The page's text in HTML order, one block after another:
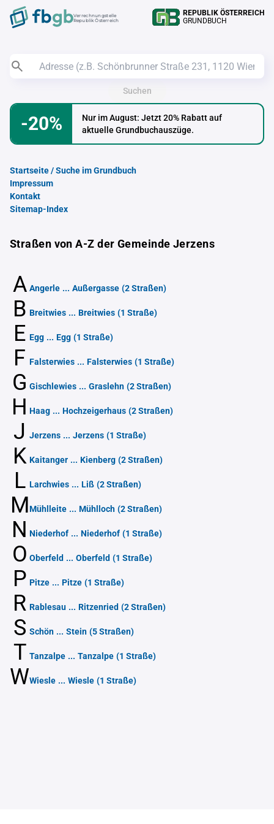
Verrechnungstelle
Republik Österreich
REPUBLIK ÖSTERREICH
GRUNDBUCH
Suchen
-20%
Nur im August: Jetzt 20% Rabatt auf
aktuelle Grundbuchauszüge.
Startseite / Suche im Grundbuch
Impressum
Kontakt
Sitemap-Index
Straßen von A-Z der Gemeinde Jerzens
A Angerle ... Außergasse (2 Straßen)
B Breitwies ... Breitwies (1 Straße)
E Egg ... Egg (1 Straße)
F Falsterwies ... Falsterwies (1 Straße)
G Gischlewies ... Graslehn (2 Straßen)
H Haag ... Hochzeigerhaus (2 Straßen)
J Jerzens ... Jerzens (1 Straße)
K Kaitanger ... Kienberg (2 Straßen)
L Larchwies ... Liß (2 Straßen)
MMühlleite ... Mühlloch (2 Straßen)
N Niederhof ... Niederhof (1 Straße)
O Oberfeld ... Oberfeld (1 Straße)
P Pitze ... Pitze (1 Straße)
R Rablesau ... Ritzenried (2 Straßen)
S Schön ... Stein (5 Straßen)
T Tanzalpe ... Tanzalpe (1 Straße)
WWiesle ... Wiesle (1 Straße)